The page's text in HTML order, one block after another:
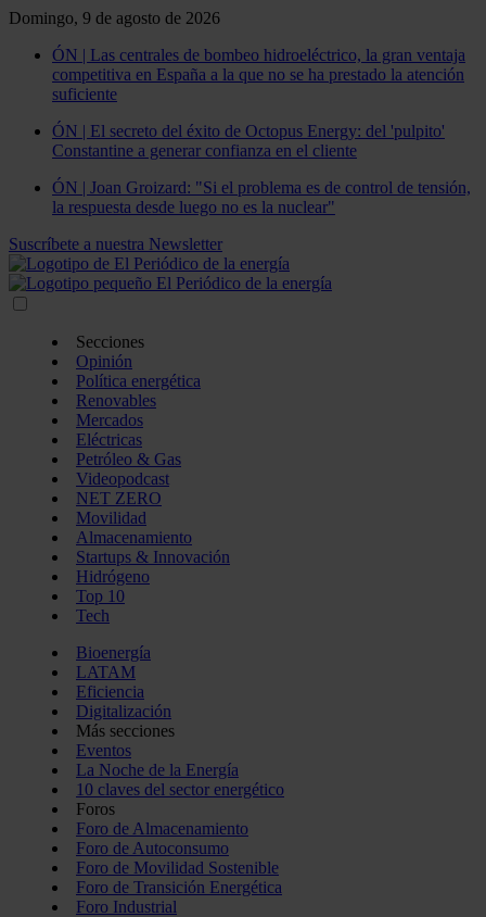
Domingo, 9 de agosto de 2026
ÓN | Las centrales de bombeo hidroeléctrico, la gran ventaja
competitiva en España a la que no se ha prestado la atención
suficiente
ÓN | El secreto del éxito de Octopus Energy: del 'pulpito'
Constantine a generar confianza en el cliente
ÓN | Joan Groizard: "Si el problema es de control de tensión,
la respuesta desde luego no es la nuclear"
Suscríbete a nuestra Newsletter
Secciones
Opinión
Política energética
Renovables
Mercados
Eléctricas
Petróleo & Gas
Videopodcast
NET ZERO
Movilidad
Almacenamiento
Startups & Innovación
Hidrógeno
Top 10
Tech
Bioenergía
LATAM
Eficiencia
Digitalización
Más secciones
Eventos
La Noche de la Energía
10 claves del sector energético
Foros
Foro de Almacenamiento
Foro de Autoconsumo
Foro de Movilidad Sostenible
Foro de Transición Energética
Foro Industrial